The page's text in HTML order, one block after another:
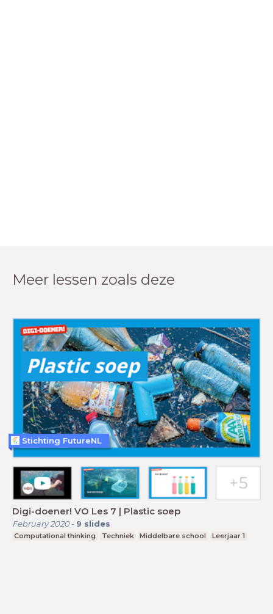
Meer lessen zoals deze
Digi-doener! VO Les 7 | Plastic soep
February 2020- 9 slides
Computational thinking Techniek Middelbare school Leerjaar 1
Stichting FutureNL